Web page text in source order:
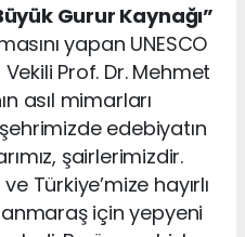
Gurur Kaynağı”
yapan UNESCO
Prof. Dr. Mehmet
asıl mimarları
edebiyatın
şairlerimizdir.
Türkiye’mize hayırlı
için yepyeni